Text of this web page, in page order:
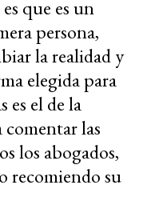
que es un
persona,
la realidad y
elegida para
es el de la
las
los abogados,
recomiendo su